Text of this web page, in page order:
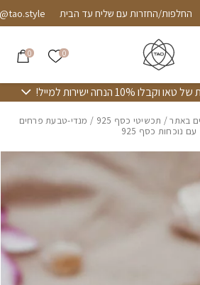
החלפות/החזרות עם שליח עד הבית
0 הרשימה
0
הנחה ישירות למייל!
באתר/ תכשיטי כסף 925
/ מנדי-טבעת פרחים
עם נוכחות כסף 925